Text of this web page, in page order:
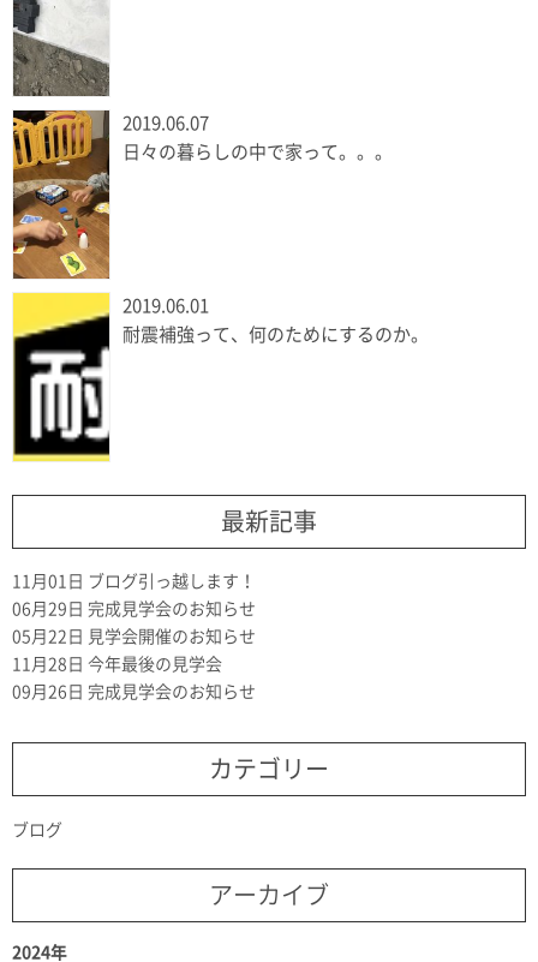
2019.06.07
日々の暮らしの中で家って。。。
2019.06.01
耐震補強って、何のためにするのか。
最新記事
11月01日 ブログ引っ越します！
06月29日 完成見学会のお知らせ
05月22日 見学会開催のお知らせ
11月28日 今年最後の見学会
09月26日 完成見学会のお知らせ
カテゴリー
ブログ
アーカイブ
2024年